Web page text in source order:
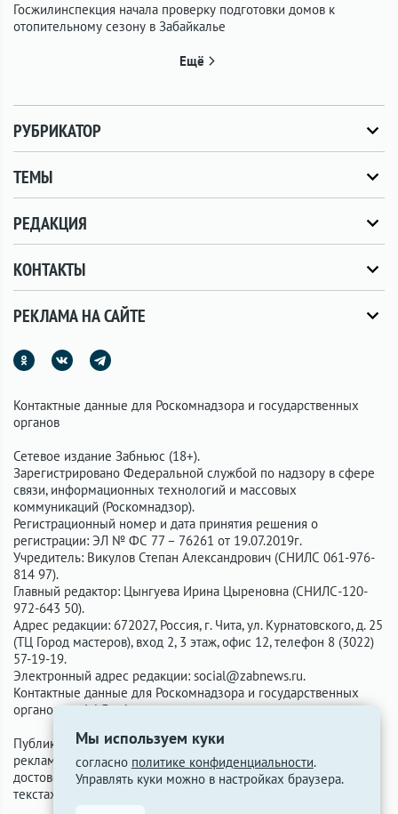
Мы используем куки
согласно политике конфиденциальности.
Управлять куки можно в настройках браузера.
Госжилинспекция начала проверку подготовки домов к
отопительному сезону в Забайкалье
Ещё
РУБРИКАТОР
ТЕМЫ
РЕДАКЦИЯ
КОНТАКТЫ
РЕКЛАМА НА САЙТЕ
Контактные данные для Роскомнадзора и государственных
органов
Сетевое издание Забньюс (18+).
Зарегистрировано Федеральной службой по надзору в сфере
связи, информационных технологий и массовых
коммуникаций (Роскомнадзор).
Регистрационный номер и дата принятия решения о
регистрации: ЭЛ № ФС 77 – 76261 от 19.07.2019г.
Учредитель: Викулов Степан Александрович (СНИЛС 061-976-
814 97).
Главный редактор: Цынгуева Ирина Цыреновна (СНИЛС-120-
972-643 50).
Адрес редакции: 672027, Россия, г. Чита, ул. Курнатовского, д. 25
(ТЦ Город мастеров), вход 2, 3 этаж, офис 12, телефон 8 (3022)
57-19-19.
Электронный адрес редакции: social@zabnews.ru.
Контактные данные для Роскомнадзора и государственных
органов:
social@zabnews.ru.
Публикации с пометками «Реклама», «Выборы» оплачены
рекламодателем. Редакция сайта не несёт ответственности за
достоверность информации, содержащейся в рекламных
текстах.